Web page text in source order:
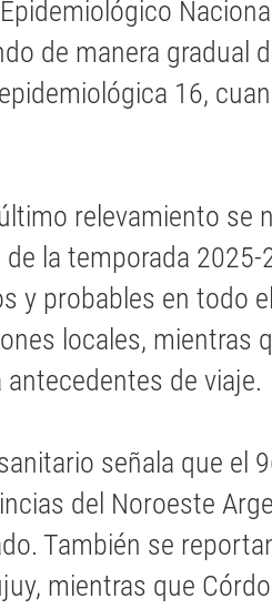
de manera gradual
16,
relevamiento se
la temporada
y probables en todo
locales, mientras
antecedentes de viaje.
señala que el
del Noroeste
También se
mientras que